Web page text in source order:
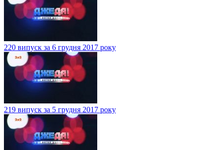
220 випуск за 6 грудня 2017 року
219 випуск за 5 грудня 2017 року